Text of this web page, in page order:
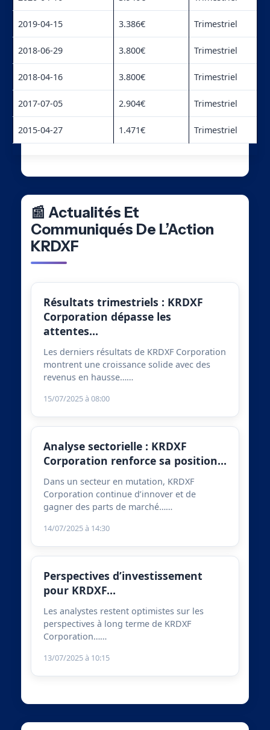
2019-04-15 3.386€ Trimestriel
2018-06-29 3.800€ Trimestriel
2018-04-16 3.800€ Trimestriel
2017-07-05 2.904€ Trimestriel
2015-04-27 1.471€ Trimestriel
📰 Actualités Et
Communiqués De L’Action
KRDXF
Résultats trimestriels : KRDXF
Corporation dépasse les
attentes…
Les derniers résultats de KRDXF Corporation
montrent une croissance solide avec des
revenus en hausse……
15/07/2025 à 08:00
Analyse sectorielle : KRDXF
Corporation renforce sa position…
Dans un secteur en mutation, KRDXF
Corporation continue d’innover et de
gagner des parts de marché……
14/07/2025 à 14:30
Perspectives d’investissement
pour KRDXF…
Les analystes restent optimistes sur les
perspectives à long terme de KRDXF
Corporation……
13/07/2025 à 10:15